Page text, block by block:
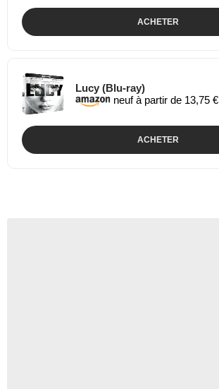
ACHETER
Lucy (Blu-ray)
neuf à partir de 13,75 €
ACHETER